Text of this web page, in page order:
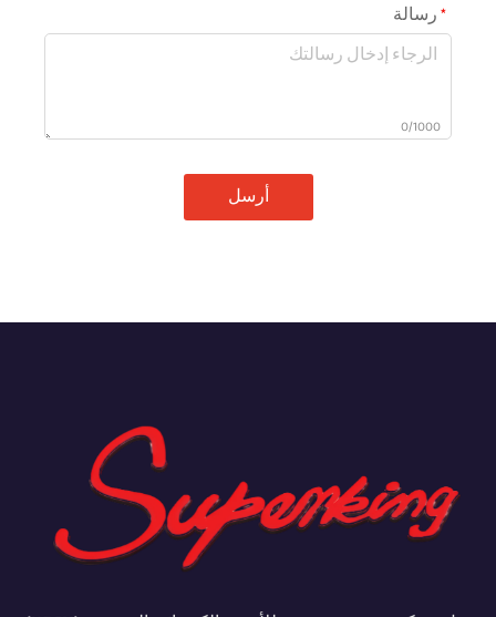
رسالة
0/1000
أرسل